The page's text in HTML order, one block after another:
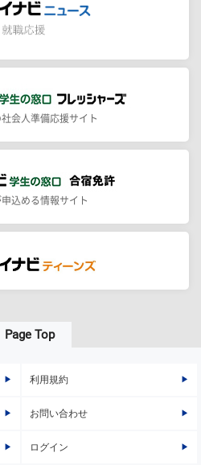
会人準備応援サイト
込める情報サイト
Page Top
利用規約
お問い合わせ
ログイン